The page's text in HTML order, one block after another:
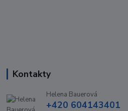
Kontakty
Helena Bauerová
+420 604143401